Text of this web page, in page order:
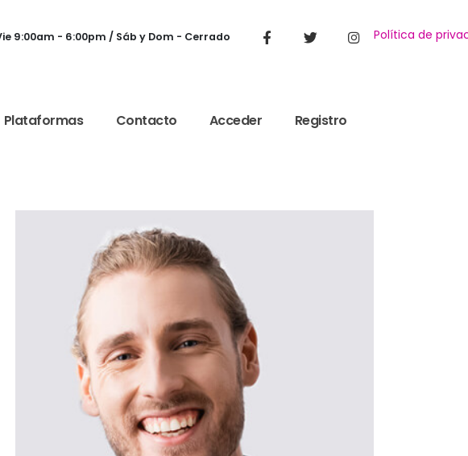
9:00am - 6:00pm / Sáb y Dom - Cerrado Política de
Plataformas Contacto Acceder Registro